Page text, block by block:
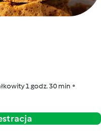
1 godz. 30 min